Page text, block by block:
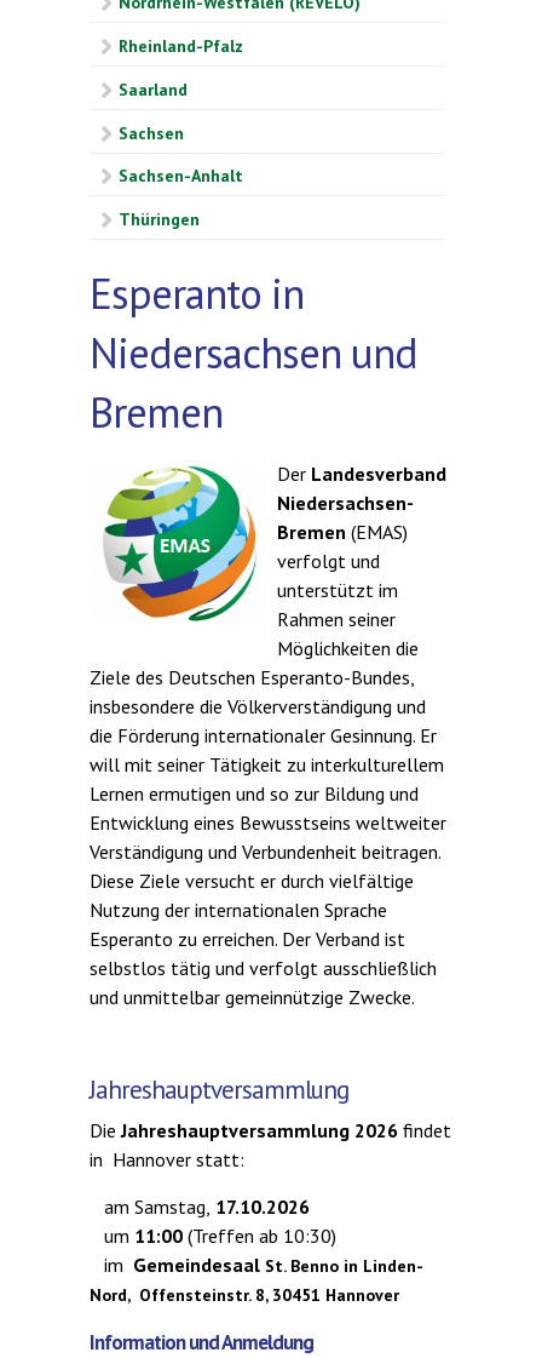
Rheinland-Pfalz
Saarland
Sachsen
Sachsen-Anhalt
Thüringen
Esperanto in
Niedersachsen und
Bremen
Der Landesverband
Niedersachsen-
Bremen (EMAS)
verfolgt und
unterstützt im
Rahmen seiner
Möglichkeiten die
Ziele des Deutschen Esperanto-Bundes,
insbesondere die Völkerverständigung und
die Förderung internationaler Gesinnung. Er
will mit seiner Tätigkeit zu interkulturellem
Lernen ermutigen und so zur Bildung und
Entwicklung eines Bewusstseins weltweiter
Verständigung und Verbundenheit beitragen.
Diese Ziele versucht er durch vielfältige
Nutzung der internationalen Sprache
Esperanto zu erreichen. Der Verband ist
selbstlos tätig und verfolgt ausschließlich
und unmittelbar gemeinnützige Zwecke.
Jahreshauptversammlung
DieJahreshauptversammlung 2026 findet
in Hannover statt:
am Samstag, 17.10.2026
um 11:00 (Treffen ab 10:30)
im Gemeindesaal St. Benno in Linden-
Nord, Offensteinstr. 8, 30451 Hannover
Information und Anmeldung